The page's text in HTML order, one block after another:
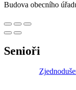
Budova obecního
Senioři